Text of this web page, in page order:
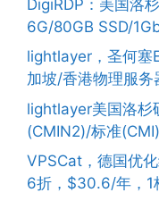
DigiRDP：美国洛
6G/80GB SSD/
lightlayer，圣何
加坡/香港物理服务
lightlayer美国洛杉
(CMIN2)/标准
VPSCat，德国优
6折，$30.6/年，1